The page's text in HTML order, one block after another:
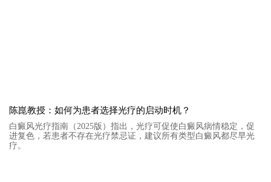
陈崑教授：如何为患者选择光疗的启动时机？
白癜风光疗指南（2025版）指出，光疗可促使白癜风病情稳定，促
进复色，若患者不存在光疗禁忌证，建议所有类型白癜风都尽早光
疗。